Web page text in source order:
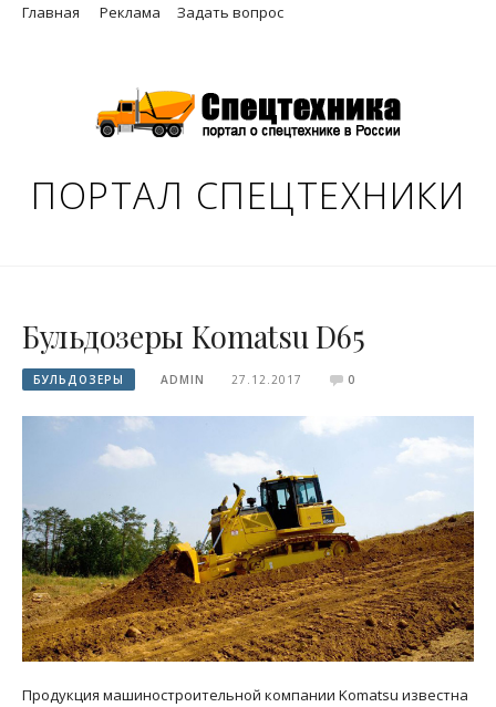
SkipГлавная Реклама Задать вопрос
ПОРТАЛ СПЕЦТЕХНИКИ
Бульдозеры Komatsu D65
БУЛЬДОЗЕРЫ ADMIN 27.12.2017 0
Продукция машиностроительной компании Komatsu известна